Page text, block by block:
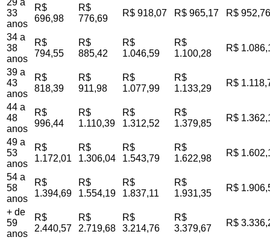
29 a
33
anos
R$
696,98
R$
776,69
R$ 918,07 R$ 965,17 R$ 952,76
34 a
38
anos
R$
794,55
R$
885,42
R$
1.046,59
R$
1.100,28
R$
39 a
43
anos
R$
818,39
R$
911,98
R$
1.077,99
R$
1.133,29
R$
44 a
48
anos
R$
996,44
R$
1.110,39
R$
1.312,52
R$
1.379,85
R$
49 a
53
anos
R$
1.172,01
R$
1.306,04
R$
1.543,79
R$
1.622,98
R$
54 a
58
anos
R$
1.394,69
R$
1.554,19
R$
1.837,11
R$
1.931,35
R$
+ de
59
anos
R$
2.440,57
R$
2.719,68
R$
3.214,76
R$
3.379,67
R$